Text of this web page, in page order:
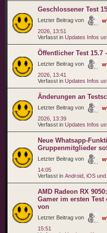
Geschlossener Test
Letzter Beitrag von
2026, 13:51
Verfasst in Updates Infos
Öffentlicher Test 15.7
Letzter Beitrag von
2026, 13:41
Verfasst in Updates Infos
Änderungen an
Letzter Beitrag von
2026, 13:39
Verfasst in Updates Infos
Neue Whatsapp-
Gruppenmitglieder
Letzter Beitrag von
14:05
Verfasst in Android, iOS
AMD Radeon RX
Gamer im ersten
von
Letzter Beitrag von
15:51